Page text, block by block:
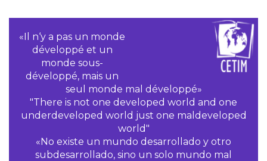
«Il n‘y a pas un monde
développé et un
monde sous-
développé, mais un
seul monde mal développé»
"There is not one developed world and one
underdeveloped world just one maldeveloped
world"
«No existe un mundo desarrollado y otro
subdesarrollado, sino un solo mundo mal